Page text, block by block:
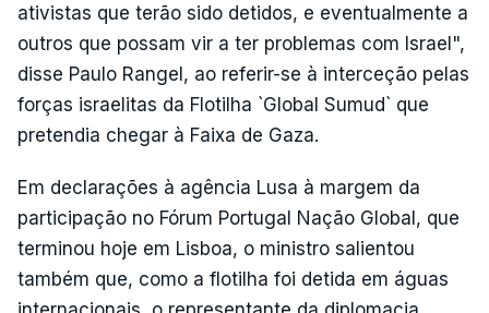
ativistas que terão sido detidos, e eventualmente a
outros que possam vir a ter problemas com Israel",
disse Paulo Rangel, ao referir-se à interceção pelas
forças israelitas da Flotilha `Global Sumud` que
pretendia chegar à Faixa de Gaza.
Em declarações à agência Lusa à margem da
participação no Fórum Portugal Nação Global, que
terminou hoje em Lisboa, o ministro salientou
também que, como a flotilha foi detida em águas